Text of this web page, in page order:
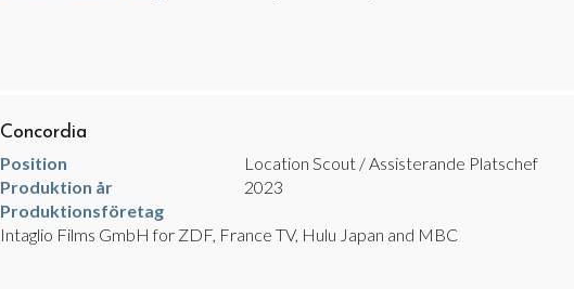
Concordia
Position
Location Scout / Assisterande Platschef
Produktion år
2023
Produktionsföretag
Intaglio Films GmbH for ZDF, France TV, Hulu Japan and MBC